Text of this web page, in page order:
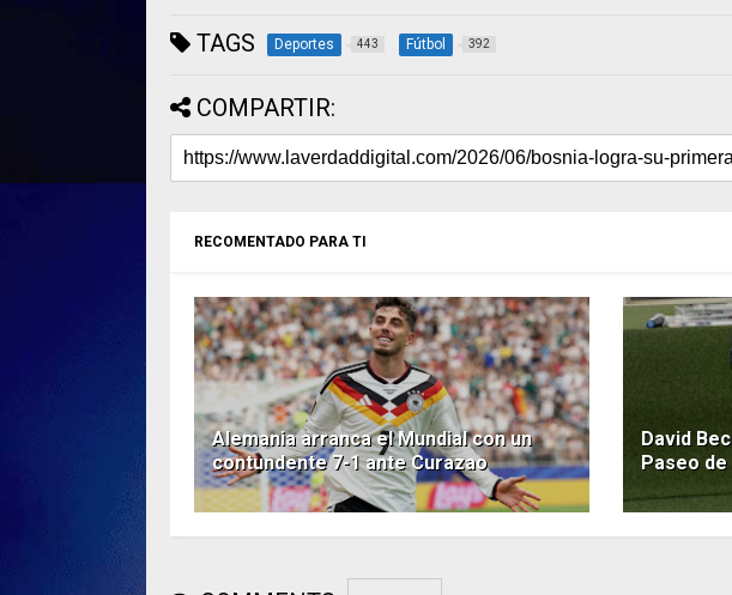
TAGS Deportes 443 Fútbol 392
COMPARTIR:
RECOMENTADO PARA TI
Alemania arranca el Mundial con un
contundente 7-1 ante Curazao
David
Paseo de